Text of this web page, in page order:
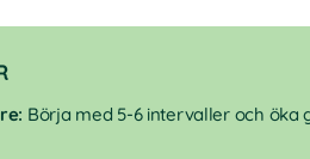
Börja med 5-6 intervaller och öka